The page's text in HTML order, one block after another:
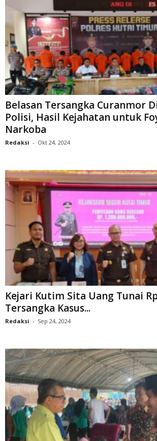
Belasan Tersangka Curanmor
Polisi, Hasil Kejahatan untuk
Narkoba
Redaksi - Okt 24, 2024
Kejari Kutim Sita Uang Tunai
Tersangka Kasus...
Redaksi - Sep 24, 2024